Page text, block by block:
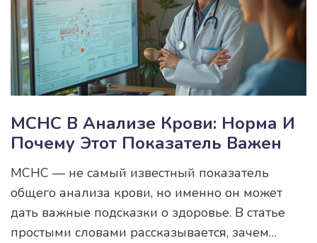
словами, без медицинских заумностей. Статья
пригодится и тем, кто сдает анализы для
профилактики, и тем, кто давно отслеживает
изменения из-за хронических заболеваний.
MCHC В Анализе Крови: Норма И
Почему Этот Показатель Важен
MCHC — не самый известный показатель
общего анализа крови, но именно он может
дать важные подсказки о здоровье. В статье
простыми словами рассказывается, зачем